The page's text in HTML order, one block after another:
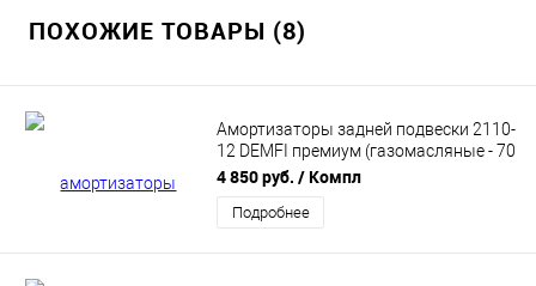
ПОХОЖИЕ ТОВАРЫ (8)
Амортизаторы задней подвески 2110-
12 DEMFI премиум (газомасляные - 70
мм) 2шт SRC1070
4 850 руб. / Компл
Подробнее